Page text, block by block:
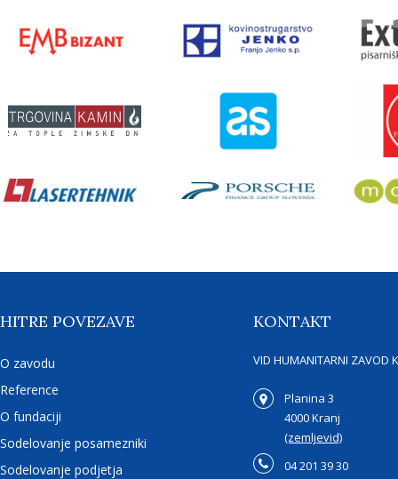
HITRE POVEZAVE KONTAKT
O zavodu
Reference
O fundaciji
Sodelovanje posamezniki
Sodelovanje podjetja
VID HUMANITARNI ZAVOD
Planina 3
4000 Kranj
(zemljevid)
04 201 39 30